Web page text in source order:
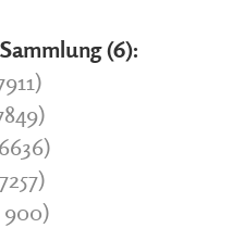
(6):
900)